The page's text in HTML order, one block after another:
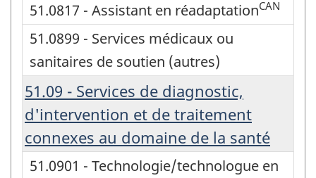
51.0817 - Assistant en réadaptationCAN
51.0899 - Services médicaux ou
sanitaires de soutien (autres)
51.09 - Services de diagnostic,
d'intervention et de traitement
connexes au domaine de la santé
51.0901 - Technologie/technologue en